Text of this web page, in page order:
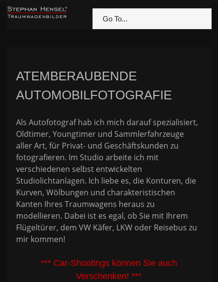
Go To...
ATEMBERAUBENDE
AUTOMOBILFOTOGRAFIE
Als Autofotograf hab ich mich darauf spezialisiert,
Oldtimer, Youngtimer und Sammlerfahrzeuge
aller Art, für Privat- und Geschäftskunden zu
fotografieren. Im Studio arbeite ich mit
verschiedenen selbst entwickelten
Studiolichtanlagen. Ich liebe es, die Konturen, die
Kurven, Wölbungen und charakteristischen
Kanten Ihres Traumwagens heraus zu
modellieren. Dabei ist es egal, ob Sie mit Ihrem
Flügeltürer, dem VW Käfer, LKW oder Reisebus zu
mir kommen!
*** Car-Shootings können Sie auch
Verschenken! ***